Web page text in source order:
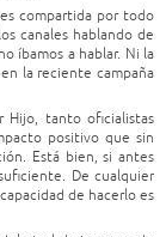
compartida por todo
canales hablando de
íbamos a hablar. Ni la
la reciente campaña
Hijo, tanto oficialistas
positivo que sin
Está bien, si antes
De cualquier
de hacerlo es